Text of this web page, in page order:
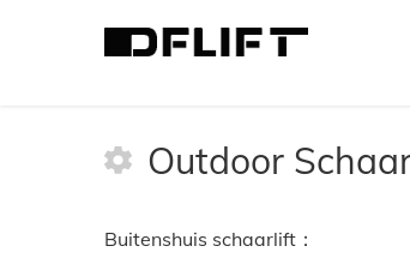
> Schaarliftgebruik
Outdoor
Buitenshuis schaarlift：